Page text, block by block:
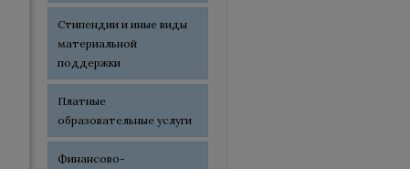
Стипендии и иные виды
материальной
поддержки
Платные
образовательные услуги
Финансово-